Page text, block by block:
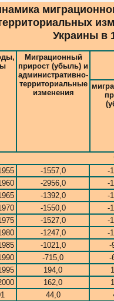
Украины в
Миграционный
прирост (убыль) и
административно-
территориальные
изменения
-1557,0
-
-2956,0
-
-1392,0
-
-1550,0
-
-1527,0
-
-1247,0
-
-1021,0
-
-715,0
-
194,0
162,0
44,0